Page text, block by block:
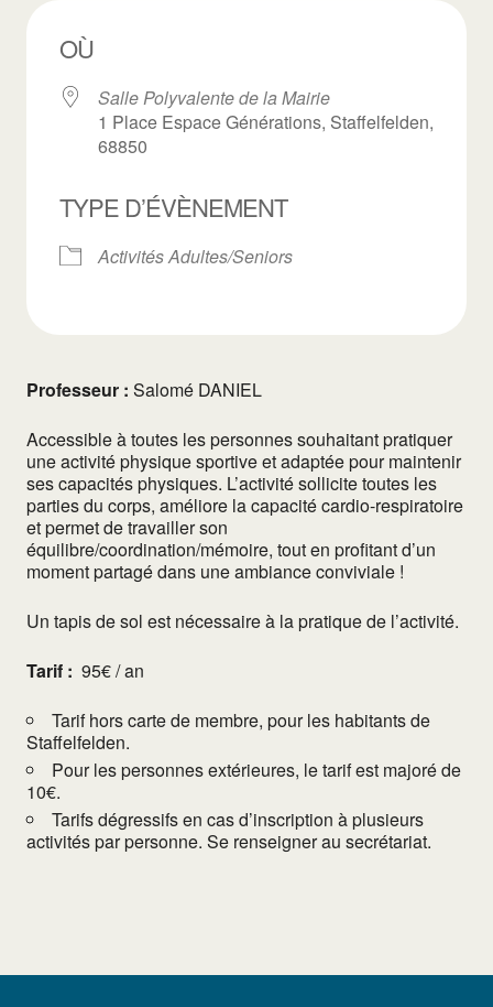
OÙ
Salle Polyvalente de la Mairie
1 Place Espace Générations, Staffelfelden,
68850
TYPE D’ÉVÈNEMENT
Activités Adultes/Seniors
Professeur : Salomé DANIEL
Accessible à toutes les personnes souhaitant pratiquer
une activité physique sportive et adaptée pour maintenir
ses capacités physiques. L’activité sollicite toutes les
parties du corps, améliore la capacité cardio-respiratoire
et permet de travailler son
équilibre/coordination/mémoire, tout en profitant d’un
moment partagé dans une ambiance conviviale !
Un tapis de sol est nécessaire à la pratique de l’activité.
Tarif : 95€ / an
Tarif hors carte de membre, pour les habitants de
Staffelfelden.
Pour les personnes extérieures, le tarif est majoré de
10€.
Tarifs dégressifs en cas d’inscription à plusieurs
activités par personne. Se renseigner au secrétariat.